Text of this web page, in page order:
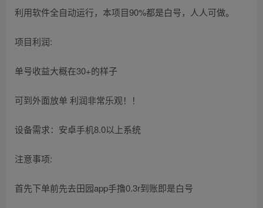
利用软件全自动运行，本项目90%都是白号，人人可做。
项目利润:
单号收益大概在30+的样子
可到外面放单 利润非常乐观！！
设备需求：安卓手机8.0以上系统
注意事项:
首先下单前先去田园app手撸0.3r到账即是白号